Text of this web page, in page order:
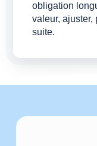
obligation
valeur, ajuster,
suite.